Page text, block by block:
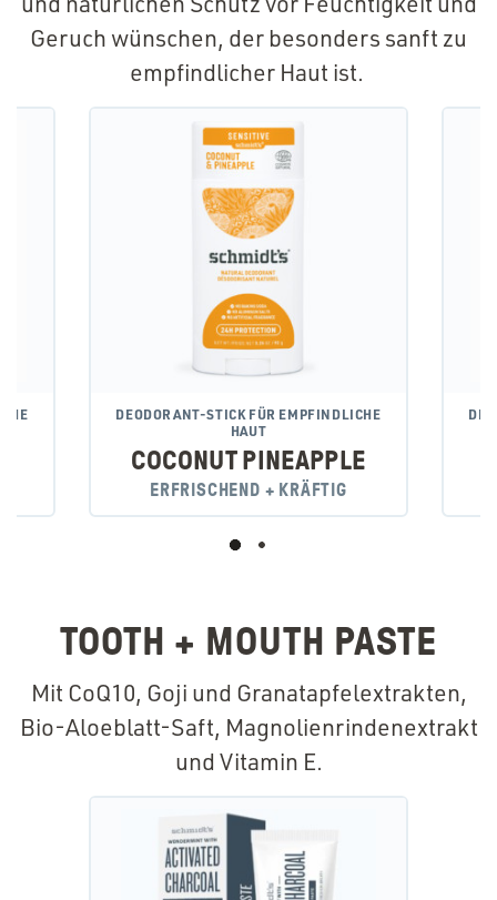
Geruch wünschen, der besonders sanft zu
empfindlicher Haut ist.
DEODORANT-STICK FÜR EMPFINDLICHE
HAUT
COCONUT PINEAPPLE
ERFRISCHEND + KRÄFTIG
TOOTH + MOUTH PASTE
Mit CoQ10, Goji und Granatapfelextrakten,
Bio-Aloeblatt-Saft, Magnolienrindenextrakt
und Vitamin E.